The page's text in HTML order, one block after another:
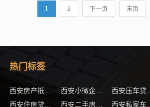
中，按揭房抵押贷款同样受到广泛关
注，由...
1 2 下一页 末页
热门标签
(1) 西安小微企业贷款(西安小微企业贷款利率最低是多少钱) 西安压车贷款注意问题
(1) (1)西安私家车抵押贷款注意事项